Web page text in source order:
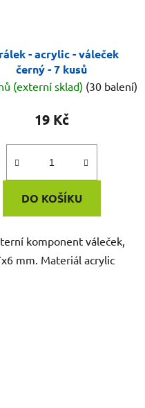
- acrylic - váleček
černý - 7 kusů
(externí sklad) (30 balení)
19 Kč
DO KOŠÍKU
komponent váleček,
mm. Materiál acrylic